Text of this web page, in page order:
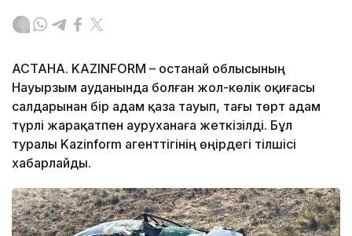
АСТАНА. KAZINFORM – Қостанай облысының
Науырзым ауданында болған жол-көлік оқиғасы
салдарынан бір адам қаза тауып, тағы төрт адам
түрлі жарақатпен ауруханаға жеткізілді. Бұл
туралы Kazinform агенттігінің өңірдегі тілшісі
хабарлайды.